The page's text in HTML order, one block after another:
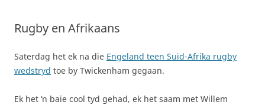
Rugby en Afrikaans
Saterdag het ek na die Engeland teen Suid-Afrika rugby
wedstryd toe by Twickenham gegaan.
Ek het ‘n baie cool tyd gehad, ek het saam met Willem